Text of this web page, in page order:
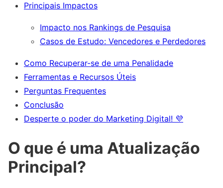
Principais Impactos
Impacto nos Rankings de Pesquisa
Casos de Estudo: Vencedores e Perdedores
Como Recuperar-se de uma Penalidade
Ferramentas e Recursos Úteis
Perguntas Frequentes
Conclusão
Desperte o poder do Marketing Digital! 💜
O que é uma Atualização
Principal?